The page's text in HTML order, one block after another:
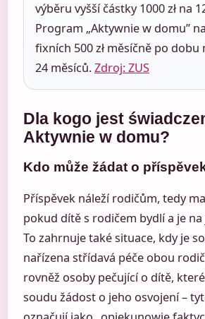
výběru vyšší částky 1000 zł na
Program „Aktywnie w domu”
fixních 500 zł měsíčně po dobu
24 měsíců.Zdroj: ZUS
Dla kogo jest
Aktywnie w domu?
Kdo může žádat o
Příspěvek náleží rodičům, tedy
pokud dítě s rodičem bydlí a je na
To zahrnuje také situace, kdy je
nařízena střídavá péče obou
rovněž osoby pečující o dítě,
soudu žádost o jeho osvojení –